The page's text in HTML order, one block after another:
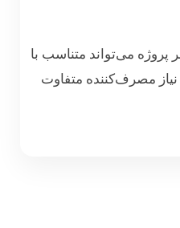
پروژه می‌تواند متناسب با
مصرف‌کننده متفاوت